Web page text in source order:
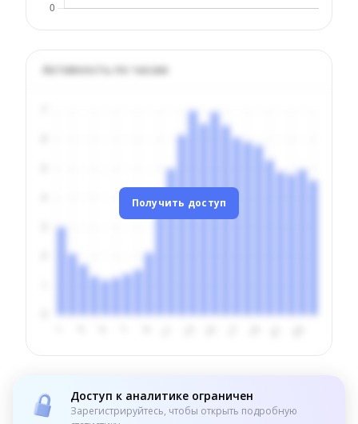
Активность по часам
Получить доступ
Доступ к аналитике ограничен
Зарегистрируйтесь, чтобы открыть подробную